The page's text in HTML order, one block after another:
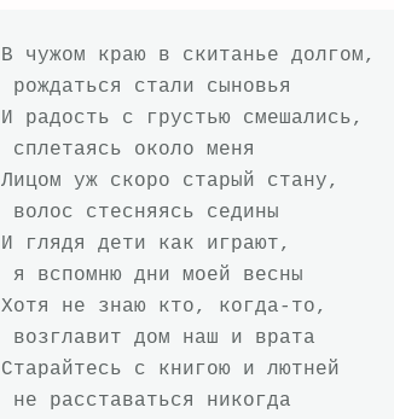
В чужом краю в скитанье долгом,
рождаться стали сыновья
И радость с грустью смешались,
сплетаясь около меня
Лицом уж скоро старый стану,
волос стесняясь седины
И глядя дети как играют,
я вспомню дни моей весны
Хотя не знаю кто, когда-то,
возглавит дом наш и врата
Старайтесь с книгою и лютней
не расставаться никогда